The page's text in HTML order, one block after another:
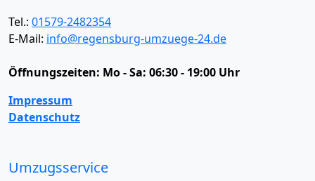
Tel.: 01579-2482354
E-Mail: info@regensburg-umzuege-24.de
Öffnungszeiten: Mo - Sa: 06:30 - 19:00 Uhr
Impressum
Datenschutz
Umzugsservice